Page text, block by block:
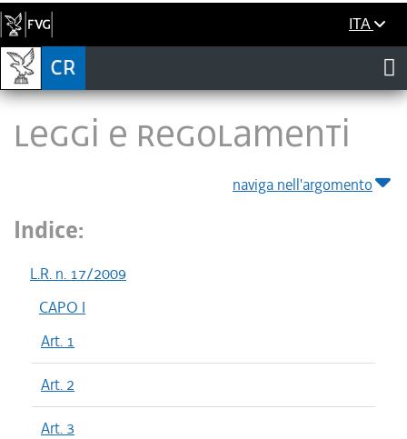
ITA
LEGGI E REGOLAMENTI
naviga nell'argomento
Indice:
L.R. n. 17/2009
CAPO I
Art. 1
Art. 2
Art. 3